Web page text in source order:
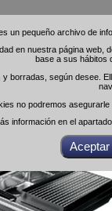
un pequeño archivo de
en nuestra página
base a sus hábitos
borradas, según desee.
no podremos
información en el
un pequeño archivo de
en nuestra página
base a sus hábitos
borradas, según desee.
no podremos
información en el